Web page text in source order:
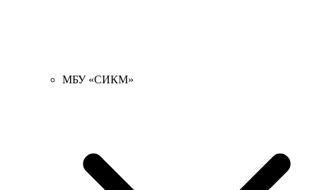
МБУ «СИКМ»